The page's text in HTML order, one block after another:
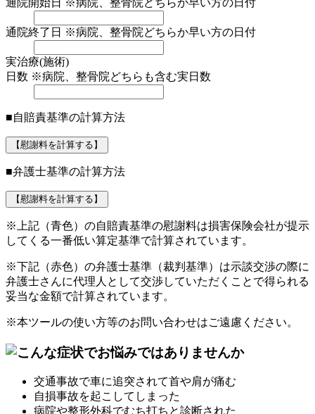
通院開始日 ※病院、整骨院どちらか早い方の日付
通院終了日 ※病院、整骨院どちらか早い方の日付
実治療(施術)
日数 ※病院、整骨院どちらも含む実日数
■自賠責基準の計算方法
【慰謝料を計算する】
■弁護士基準の計算方法
【慰謝料を計算する】
※上記（青色）の自賠責基準の慰謝料は損害保険会社が提示
してくる一番低い算定基準で計算されています。
※下記（赤色）の弁護士基準（裁判基準）は示談交渉の際に
弁護士さんに代理人として交渉していただくことで得られる
妥当な金額で計算されています。
※本ツールの使い方等のお問い合わせはご遠慮ください。
交通事故で車に追突されて首や肩が痛む
自損事故を起こしてしまった
病院や整形外科でむち打ちと診断された